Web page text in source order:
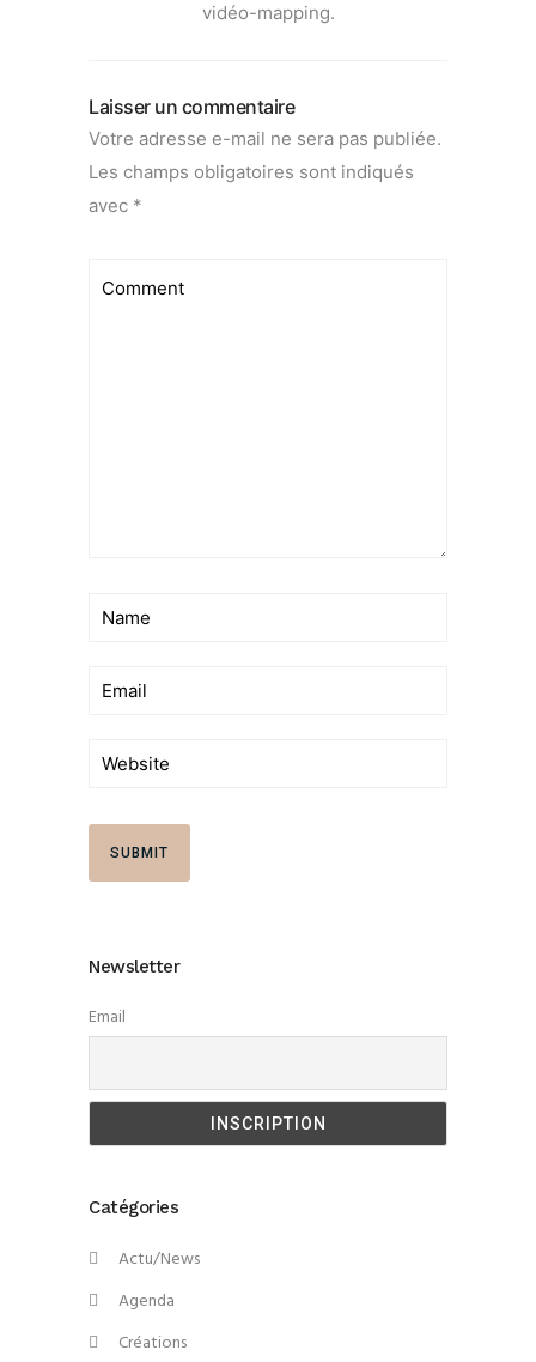
vidéo-mapping.
Laisser un commentaire
Votre adresse e-mail ne sera pas publiée.
Les champs obligatoires sont indiqués
avec *
Newsletter
Email
Catégories
Actu/News
Agenda
Créations